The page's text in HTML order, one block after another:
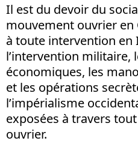
Il est du devoir du
mouvement ouvrier en
à toute intervention en
l’intervention militaire,
économiques, les
et les opérations
l’impérialisme
exposées à travers
ouvrier.